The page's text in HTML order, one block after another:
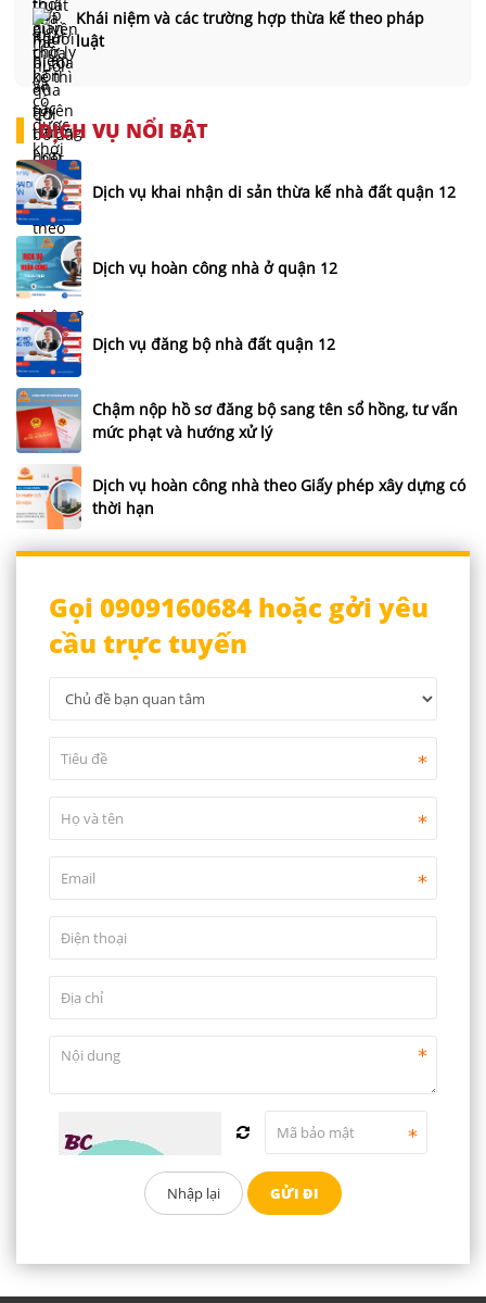
Khái niệm và các trường hợp thừa kế theo pháp
luật
DỊCH VỤ NỔI BẬT
Dịch vụ khai nhận di sản thừa kế nhà đất quận 12
Dịch vụ hoàn công nhà ở quận 12
Dịch vụ đăng bộ nhà đất quận 12
Chậm nộp hồ sơ đăng bộ sang tên sổ hồng, tư vấn
mức phạt và hướng xử lý
Dịch vụ hoàn công nhà theo Giấy phép xây dựng có
thời hạn
Gọi 0909160684 hoặc gởi yêu
cầu trực tuyến